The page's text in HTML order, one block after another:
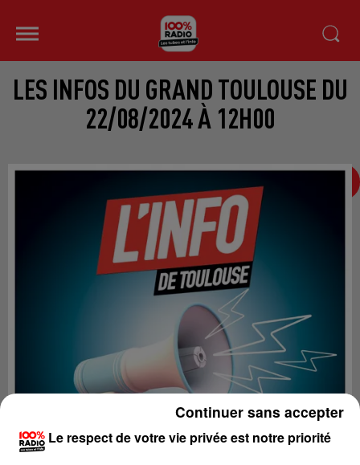
LES INFOS DU GRAND TOULOUSE DU
22/08/2024 À 12H00
Le respect de votre vie privée est notre priorité
Continuer sans accepter